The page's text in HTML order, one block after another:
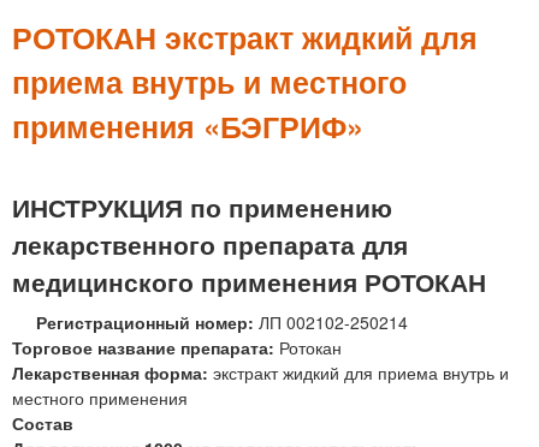
РОТОКАН экстракт жидкий для
приема внутрь и местного
применения «БЭГРИФ»
ИНСТРУКЦИЯ по применению
лекарственного препарата для
медицинского применения РОТОКАН
Регистрационный номер: ЛП 002102-250214
Торговое название препарата: Ротокан
Лекарственная форма: экстракт жидкий для приема внутрь и
местного применения
Состав